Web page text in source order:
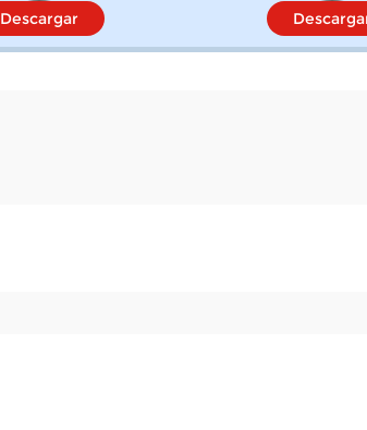
Descargar